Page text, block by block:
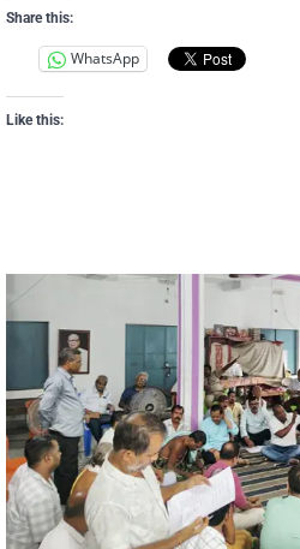
Share this:
WhatsApp
Like this: